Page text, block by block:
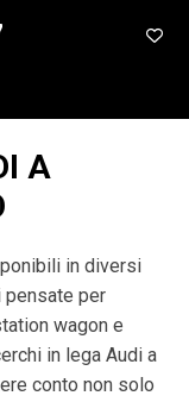
A
in diversi
pensate per
wagon e
in lega Audi a
conto non solo